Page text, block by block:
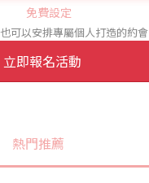
可以安排專屬個人打造的約會
立即報名活動
熱門推薦